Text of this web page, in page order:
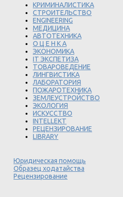
КРИМИНАЛИСТИКА
СТРОИТЕЛЬСТВО
ENGINEERING
МЕДИЦИНА
АВТОТЕХНИКА
О Ц Е Н К А
ЭКОНОМИКА
IT ЭКСПЕТИЗА
ТОВАРОВЕДЕНИЕ
ЛИНГВИСТИКА
ЛАБОРАТОРИЯ
ПОЖАРОТЕХНИКА
ЗЕМЛЕУСТРОЙСТВО
ЭКОЛОГИЯ
ИСКУССТВО
INTELLEKT
РЕЦЕНЗИРОВАНИЕ
LIBRARY
Юридическая помощь
Образец ходатайства
Рецензирование